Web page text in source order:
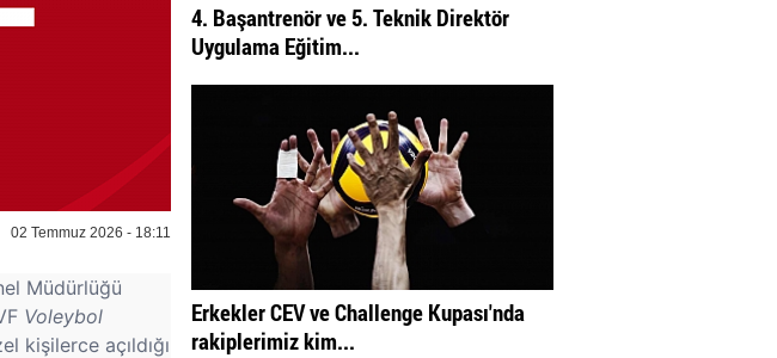
02 Temmuz 2026 - 18:11
Müdürlüğü
Voleybol
kişilerce açıldığı
4. Başantrenör ve 5. Teknik Direktör
Uygulama Eğitim...
Erkekler CEV ve Challenge Kupası'nda
rakiplerimiz kim...